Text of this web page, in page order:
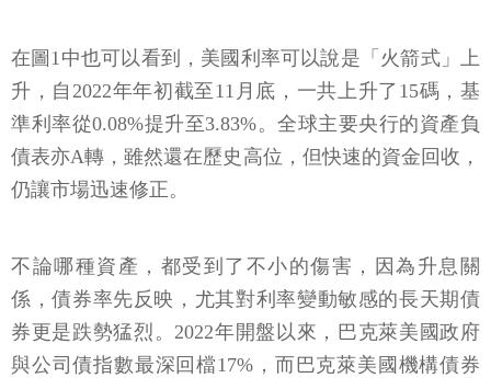
在圖1中也可以看到，美國利率可以說是「火箭式」上
升，自2022年年初截至11月底，一共上升了15碼，基
準利率從0.08%提升至3.83%。全球主要央行的資產負
債表亦A轉，雖然還在歷史高位，但快速的資金回收，
仍讓市場迅速修正。
不論哪種資產，都受到了不小的傷害，因為升息關
係，債券率先反映，尤其對利率變動敏感的長天期債
券更是跌勢猛烈。2022年開盤以來，巴克萊美國政府
與公司債指數最深回檔17%，而巴克萊美國機構債券